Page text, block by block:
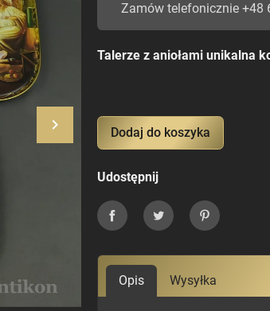
Następny
keyboard_arrow_right
Zamów telefonicznie +48
Talerze z aniołami unikalna
Dodaj do koszyka
Udostępnij
UdostępnijTweetujPinterest
Opis Wysyłka